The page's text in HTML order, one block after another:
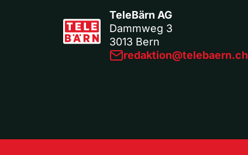
TeleBärn AG
Dammweg 3
3013 Bern
redaktion@telebaern.ch